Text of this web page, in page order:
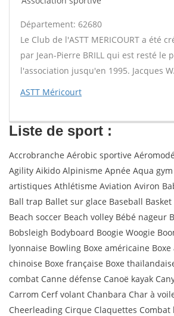
Département: 62680
Le Club de l'ASTT MERICOURT a été
par Jean-Pierre BRILL qui est resté le
l'association jusqu'en 1995. Jacques
ASTT Méricourt
Liste de sport :
Accrobranche Aérobic sportive
Agility Aikido Alpinisme Apnée Aqua
artistiques Athlétisme Aviation Aviron
Ball trap Ballet sur glace Baseball
Beach soccer Beach volley Bébé nageur
Bobsleigh Bodyboard Boogie Woogie
lyonnaise Bowling Boxe américaine Boxe
chinoise Boxe française Boxe
combat Canne défense Canoë kayak
Carrom Cerf volant Chanbara Char à
Cheerleading Cirque Claquettes